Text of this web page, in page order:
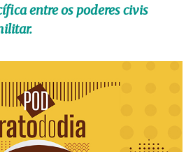
entre os poderes civis